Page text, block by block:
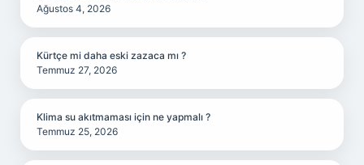
Ağustos 4, 2026
Kürtçe mi daha eski zazaca mı ?
Temmuz 27, 2026
Klima su akıtmaması için ne yapmalı ?
Temmuz 25, 2026